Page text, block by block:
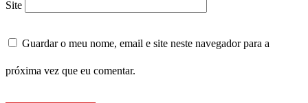
Site
Guardar o meu nome, email e site neste navegador para a
próxima vez que eu comentar.